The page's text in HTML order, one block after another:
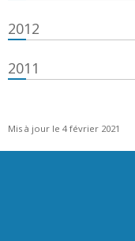
2012
2011
Mis à jour le 4 février 2021